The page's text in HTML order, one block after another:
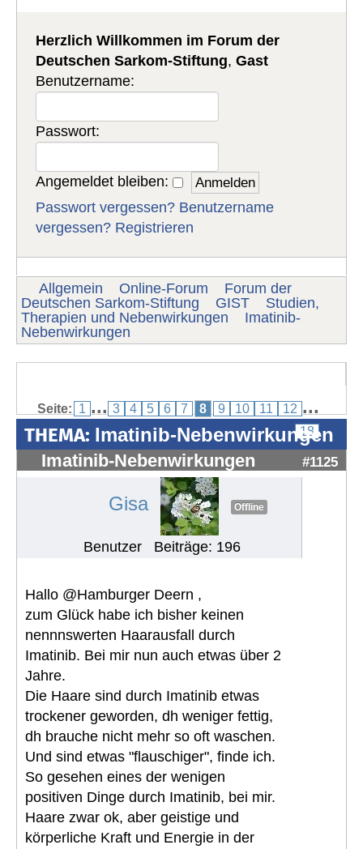
Herzlich Willkommen im Forum der
Deutschen Sarkom-Stiftung,Gast
Benutzername:
Passwort:
Angemeldet bleiben:
Passwort vergessen? Benutzername
vergessen? Registrieren
Allgemein Online-Forum
Forum der
Deutschen Sarkom-Stiftung
GIST
Studien,
Therapien und Nebenwirkungen
Imatinib-
Nebenwirkungen
Seite: 1 ... 3 4 5 6 7 8 9 10 11 12 ...
18
THEMA: Imatinib-Nebenwirkungen
Imatinib-Nebenwirkungen #1125
Gisa Offline
Benutzer Beiträge: 196
Hallo @Hamburger Deern ,
zum Glück habe ich bisher keinen
nennnswerten Haarausfall durch
Imatinib. Bei mir nun auch etwas über 2
Jahre.
Die Haare sind durch Imatinib etwas
trockener geworden, dh weniger fettig,
dh brauche nicht mehr so oft waschen.
Und sind etwas "flauschiger", finde ich.
So gesehen eines der wenigen
positiven Dinge durch Imatinib, bei mir.
Haare zwar ok, aber geistige und
körperliche Kraft und Energie in der